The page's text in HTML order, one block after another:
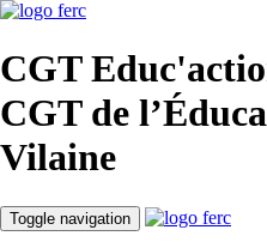
CGT
CGT de
Vilaine
Toggle navigation